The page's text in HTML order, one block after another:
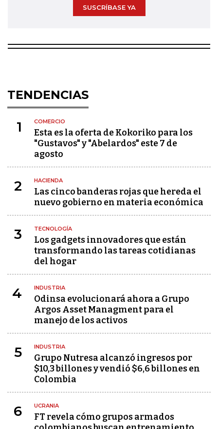
SUSCRÍBASE YA
TENDENCIAS
1 COMERCIO
Esta es la oferta de Kokoriko para los
"Gustavos" y "Abelardos" este 7 de
agosto
2 HACIENDA
Las cinco banderas rojas que hereda el
nuevo gobierno en materia económica
3 TECNOLOGÍA
Los gadgets innovadores que están
transformando las tareas cotidianas
del hogar
4 INDUSTRIA
Odinsa evolucionará ahora a Grupo
Argos Asset Managment para el
manejo de los activos
5 INDUSTRIA
Grupo Nutresa alcanzó ingresos por
$10,3 billones y vendió $6,6 billones en
Colombia
6 UCRANIA
FT revela cómo grupos armados